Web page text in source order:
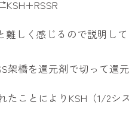
難しく感じるので説明して
橋を還元剤で切って還元
たことによりKSH（1/2